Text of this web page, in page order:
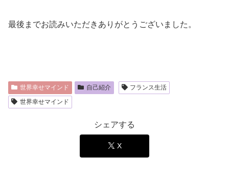
最後までお読みいただきありがとうございました。
世界幸せマインド 自己紹介
フランス生活
世界幸せマインド
シェアする
X